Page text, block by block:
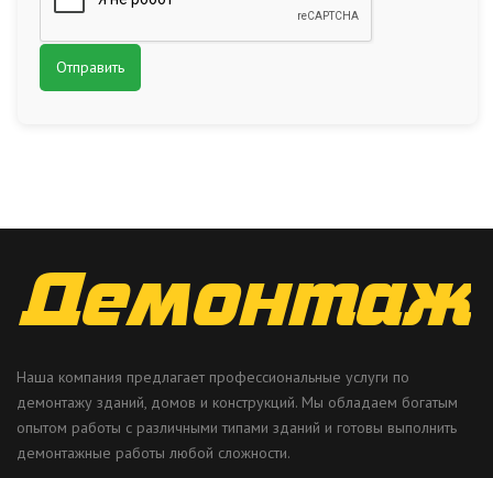
Наша компания предлагает профессиональные услуги по
демонтажу зданий, домов и конструкций. Мы обладаем богатым
опытом работы с различными типами зданий и готовы выполнить
демонтажные работы любой сложности.